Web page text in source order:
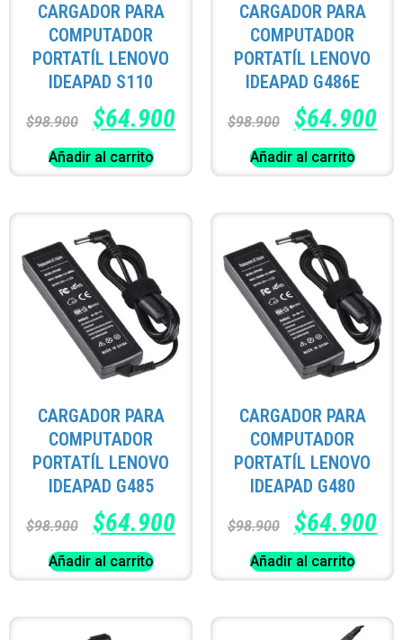
CARGADOR PARA
COMPUTADOR
PORTATÍL LENOVO
IDEAPAD S110
$98.900 $64.900
Añadir al carrito
CARGADOR PARA
COMPUTADOR
PORTATÍL LENOVO
IDEAPAD G486E
$98.900 $64.900
Añadir al carrito
CARGADOR PARA
COMPUTADOR
PORTATÍL LENOVO
IDEAPAD G485
$98.900 $64.900
Añadir al carrito
CARGADOR PARA
COMPUTADOR
PORTATÍL LENOVO
IDEAPAD G480
$98.900 $64.900
Añadir al carrito